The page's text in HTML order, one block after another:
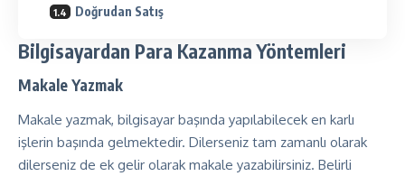
Doğrudan Satış
Bilgisayardan Para Kazanma Yöntemleri
Makale Yazmak
Makale yazmak, bilgisayar başında yapılabilecek en karlı
işlerin başında gelmektedir. Dilerseniz tam zamanlı olarak
dilerseniz de ek gelir olarak makale yazabilirsiniz. Belirli